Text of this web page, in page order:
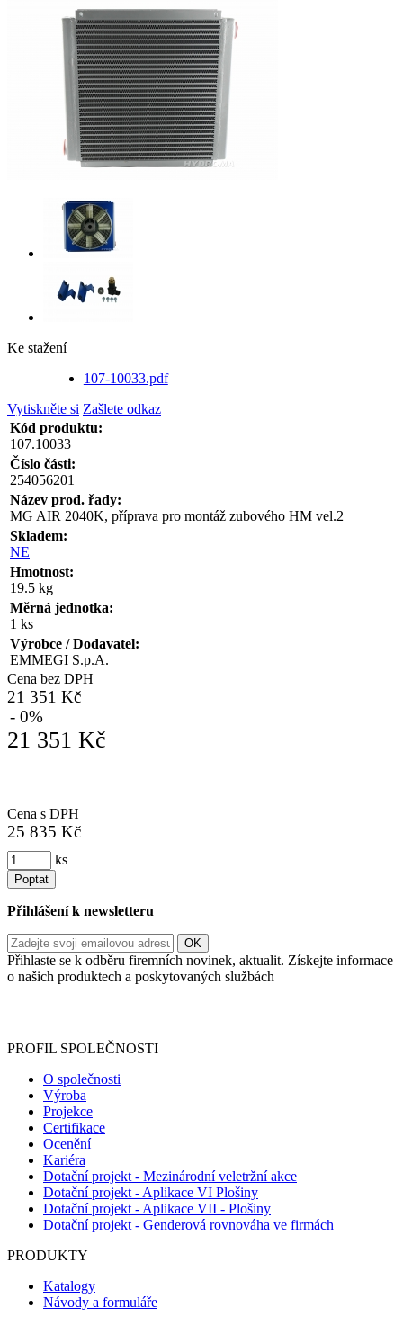
Ke stažení
107-10033.pdf
Vytiskněte si Zašlete odkaz
Kód produktu:
107.10033
Číslo části:
254056201
Název prod. řady:
MG AIR 2040K, příprava pro montáž zubového HM vel.2
Skladem:
NE
Hmotnost:
19.5 kg
Měrná jednotka:
1 ks
Výrobce / Dodavatel:
EMMEGI S.p.A.
Cena bez DPH
21 351 Kč
- 0%
21 351 Kč
Cena s DPH
25 835 Kč
ks
Poptat
Přihlášení k newsletteru
Přihlaste se k odběru firemních novinek, aktualit. Získejte informace
o našich produktech a poskytovaných službách
PROFIL SPOLEČNOSTI
O společnosti
Výroba
Projekce
Certifikace
Ocenění
Kariéra
Dotační projekt - Mezinárodní veletržní akce
Dotační projekt - Aplikace VI Plošiny
Dotační projekt - Aplikace VII - Plošiny
Dotační projekt - Genderová rovnováha ve firmách
PRODUKTY
Katalogy
Návody a formuláře